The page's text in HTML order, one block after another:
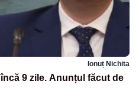
Ionuț Nichita
9 zile. Anunțul făcut de